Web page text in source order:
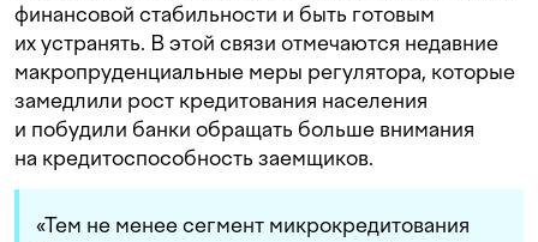
финансовой стабильности и быть готовым
их устранять. В этой связи отмечаются недавние
макропруденциальные меры регулятора, которые
замедлили рост кредитования населения
и побудили банки обращать больше внимания
на кредитоспособность заемщиков.
«Тем не менее сегмент микрокредитования